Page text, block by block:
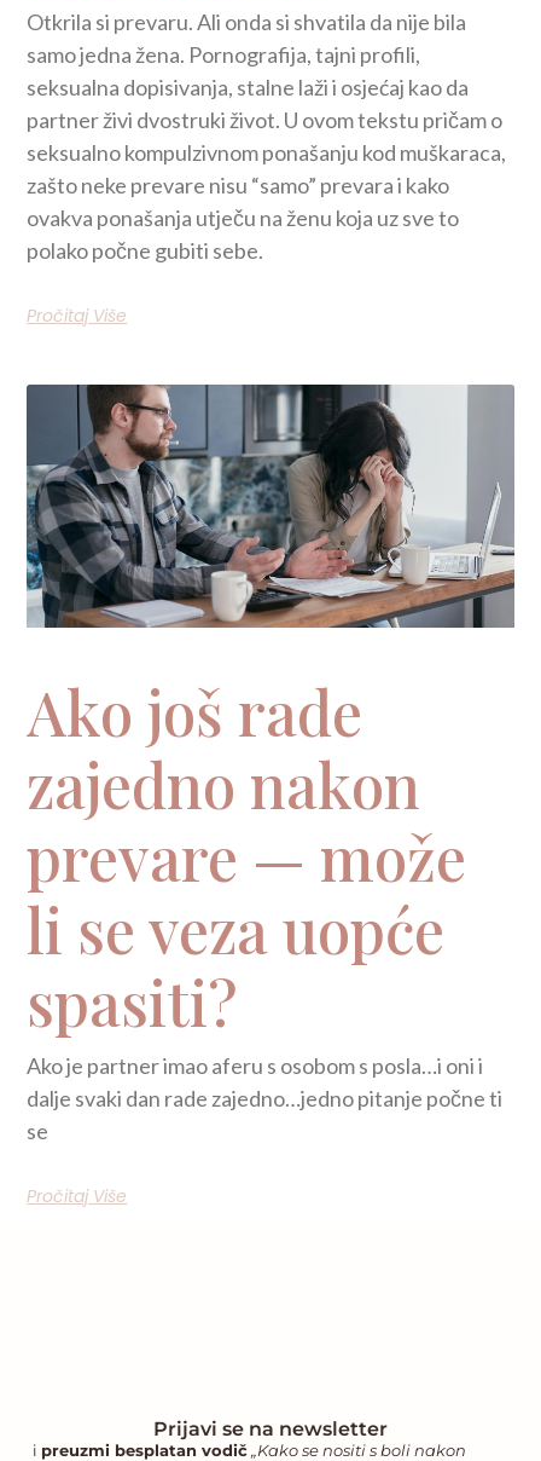
Otkrila si prevaru. Ali onda si shvatila da nije bila
samo jedna žena. Pornografija, tajni profili,
seksualna dopisivanja, stalne laži i osjećaj kao da
partner živi dvostruki život. U ovom tekstu pričam o
seksualno kompulzivnom ponašanju kod muškaraca,
zašto neke prevare nisu “samo” prevara i kako
ovakva ponašanja utječu na ženu koja uz sve to
polako počne gubiti sebe.
Pročitaj Više
Ako još rade
zajedno nakon
prevare — može
li se veza uopće
spasiti?
Ako je partner imao aferu s osobom s posla…i oni i
dalje svaki dan rade zajedno…jedno pitanje počne ti
se
Pročitaj Više
Prijavi se na newsletter
i preuzmi besplatan vodič„Kako se nositi s boli nakon